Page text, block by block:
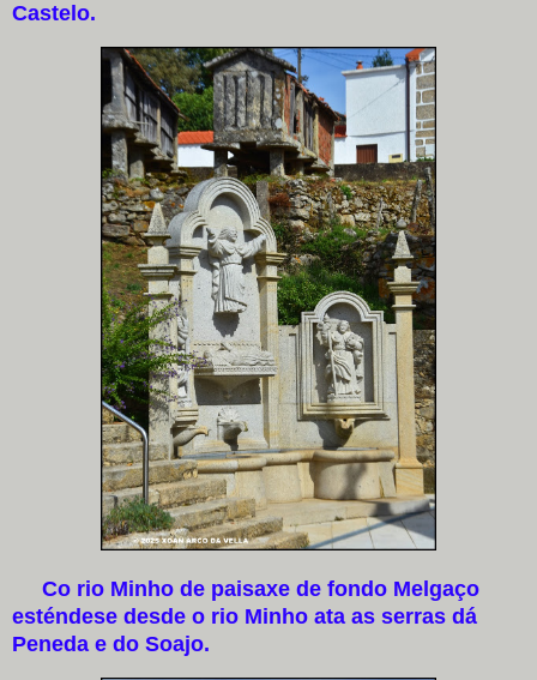
Castelo.
Co rio Minho de paisaxe de fondo Melgaço
esténdese desde o rio Minho ata as serras dá
Peneda e do Soajo.